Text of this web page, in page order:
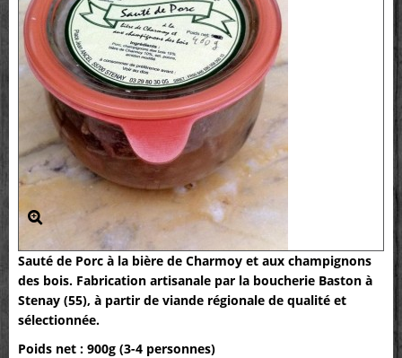
Sauté de Porc à la bière de Charmoy et aux champignons
des bois. Fabrication artisanale par la boucherie Baston à
Stenay (55), à partir de viande régionale de qualité et
sélectionnée.
Poids net : 900g (3-4 personnes)